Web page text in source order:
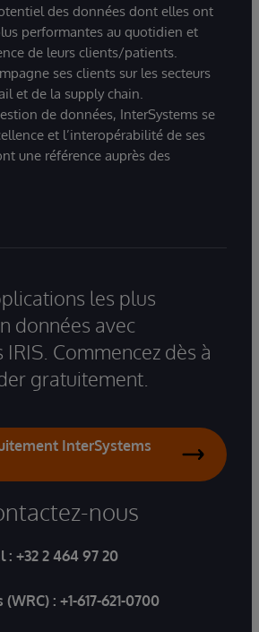
des données dont elles ont
performantes au quotidien et
de leurs clients/patients.
ses clients sur les secteurs
et de la supply chain.
de données, InterSystems se
et l’interopérabilité de ses
une référence auprès des
les plus
données avec
Commencez dès à
gratuitement.
InterSystems
nous
: +32 2 464 97 20
: +1-617-621-0700